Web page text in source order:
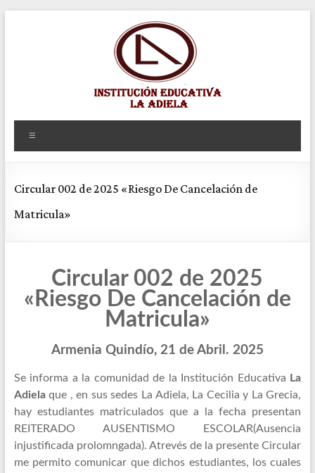
Institución
educativa
la
adiela
Circular 002 de 2025 «Riesgo De Cancelación de
Matricula»
Circular 002 de 2025
«Riesgo De Cancelación de
Matricula»
Armenia Quindío, 21 de Abril. 2025
Se informa a la comunidad de la Institución Educativa La
Adielaque , en sus sedes La Adiela, La Cecilia y La Grecia,
hay estudiantes matriculados que a la fecha presentan
REITERADO AUSENTISMO ESCOLAR(Ausencia
injustificada prolomngada). Atrevés de la presente Circular
me permito comunicar que dichos estudiantes, los cuales